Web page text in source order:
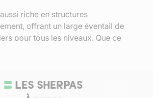
riche en structures
offrant un large éventail de
pour tous les niveaux. Que ce
acteurs locaux dans